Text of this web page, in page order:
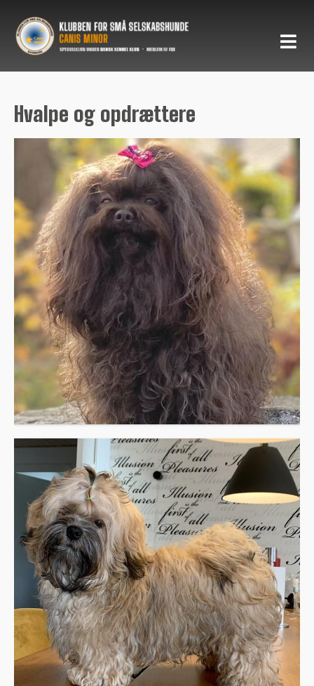
Hvalpe og opdrættere